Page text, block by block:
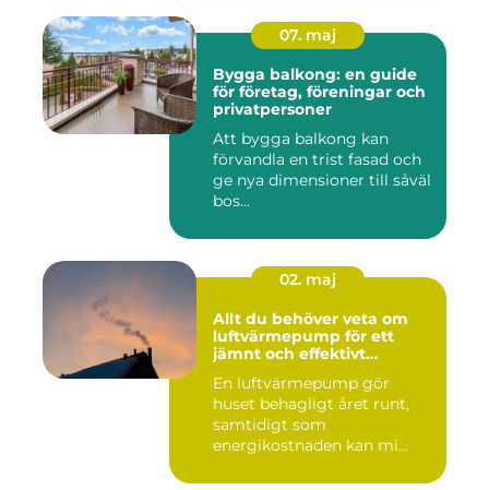
07. maj
Bygga balkong: en guide
för företag, föreningar och
privatpersoner
Att bygga balkong kan
förvandla en trist fasad och
ge nya dimensioner till såväl
bos...
02. maj
Allt du behöver veta om
luftvärmepump för ett
jämnt och effektivt
En luftvärmepump gör
huset behagligt året runt,
samtidigt som
energikostnaden kan mi...